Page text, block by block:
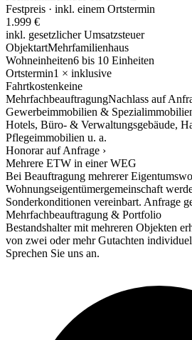
Festpreis · inkl. einem Ortstermin
1.999 €
inkl. gesetzlicher Umsatzsteuer
ObjektartMehrfamilienhaus
Wohneinheiten6 bis 10 Einheiten
Ortstermin1 × inklusive
Fahrtkostenkeine
MehrfachbeauftragungNachlass auf
Gewerbeimmobilien &
Hotels, Büro- & Verwaltungsgebäude,
Pflegeimmobilien u. a.
Honorar auf Anfrage ›
Mehrere ETW in einer WEG
Bei Beauftragung mehrerer
Wohnungseigentümergemeinschaft
Sonderkonditionen vereinbart. Anfrage
Mehrfachbeauftragung & Portfolio
Bestandshalter mit mehreren Objekten
von zwei oder mehr Gutachten
Sprechen Sie uns an.